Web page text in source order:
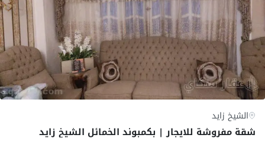
الشيخ زايد
شقة مفروشة للايجار | بكمبوند الخمائل الشيخ زايد